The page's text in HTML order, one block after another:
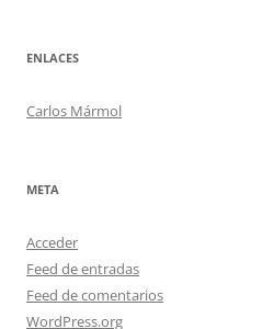
ENLACES
Carlos Mármol
META
Acceder
Feed de entradas
Feed de comentarios
WordPress.org